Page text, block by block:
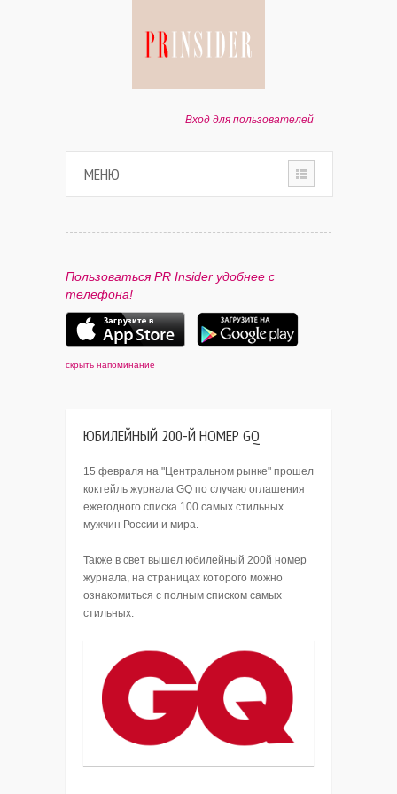
Вход для пользователей
МЕНЮ
ПАРТНЕРАМ
КОНТАКТЫ
Пользоваться PR Insider удобнее с
телефона!
скрыть напоминание
ЮБИЛЕЙНЫЙ 200-Й НОМЕР GQ
15 февраля на "Центральном рынке" прошел
коктейль журнала GQ по случаю оглашения
ежегодного списка 100 самых стильных
мужчин России и мира.
Также в свет вышел юбилейный 200й номер
журнала, на страницах которого можно
ознакомиться с полным списком самых
стильных.